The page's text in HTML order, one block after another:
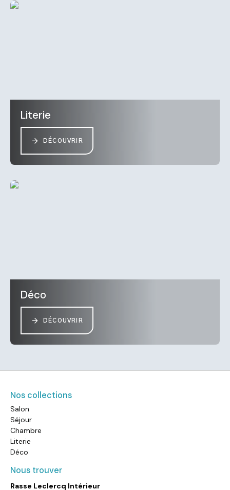
Literie
DÉCOUVRIR
Déco
DÉCOUVRIR
Nos collections
Salon
Séjour
Chambre
Literie
Déco
Nous trouver
Rasse Leclercq Intérieur